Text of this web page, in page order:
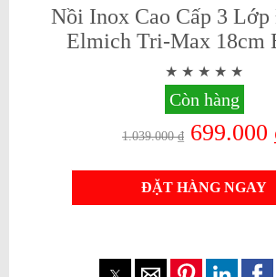
Nồi Inox Cao Cấp 3
Elmich Tri-Max 18cm
Còn hàng
1.039.000 ₫ 699.000
ĐẶT HÀNG NGAY